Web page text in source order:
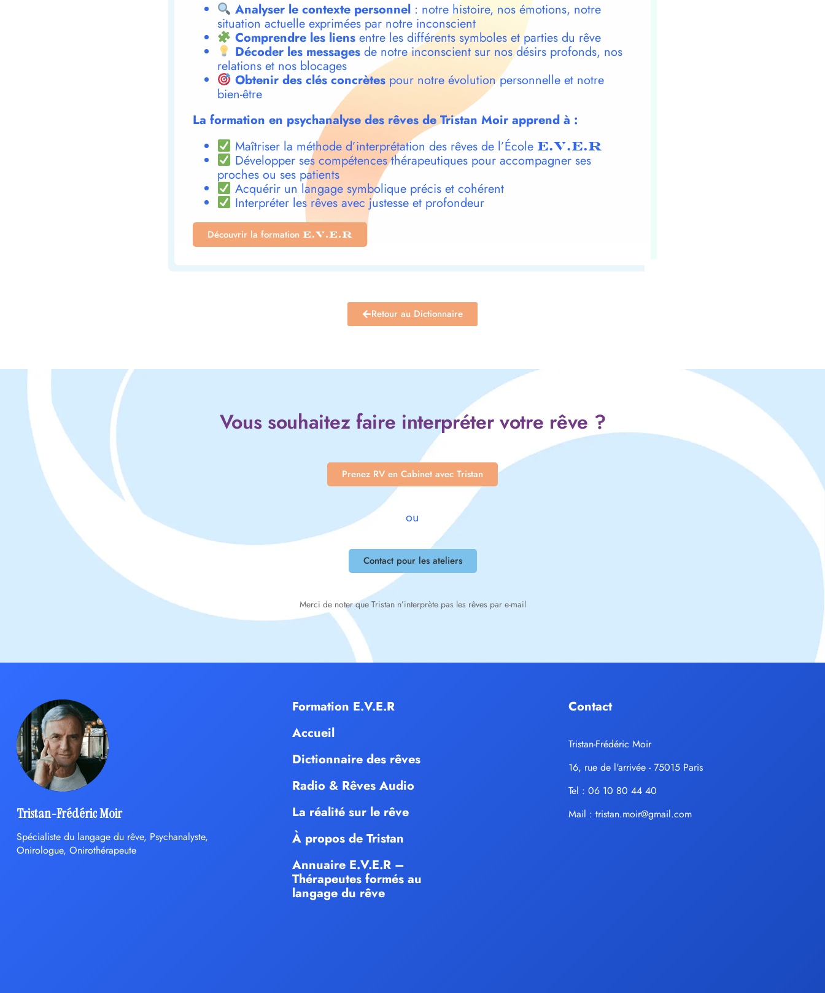
Analyser le contexte personnel: notre histoire, nos émotions, notre
situation actuelle exprimées par notre inconscient
Comprendre les liensentre les différents symboles et parties du rêve
Décoder les messagesde notre inconscient sur nos désirs profonds, nos
relations et nos blocages
Obtenir des clés concrètespour notre évolution personnelle et notre
bien-être
La formation en psychanalyse des rêves de Tristan Moir apprend à :
Maîtriser la méthode d’interprétation des rêves de l’École E.V.E.R
Développer ses compétences thérapeutiques pour accompagner ses
proches ou ses patients
Acquérir un langage symbolique précis et cohérent
Interpréter les rêves avec justesse et profondeur
Découvrir la formation E.V.E.R
Retour au Dictionnaire
Vous souhaitez faire interpréter votre rêve ?
Prenez RV en Cabinet avec Tristan
ou
Contact pour les ateliers
Merci de noter que Tristan n’interprète pas les rêves par e-mail
Tristan-Frédéric Moir
Spécialiste du langage du rêve, Psychanalyste,
Onirologue, Onirothérapeute
Formation E.V.E.R
Accueil
Dictionnaire des rêves
Radio & Rêves Audio
La réalité sur le rêve
À propos de Tristan
Annuaire E.V.E.R –
Thérapeutes formés au
langage du rêve
Contact
Tristan-Frédéric Moir
16, rue de l'arrivée - 75015 Paris
Tel : 06 10 80 44 40
Mail :tristan.moir@gmail.com